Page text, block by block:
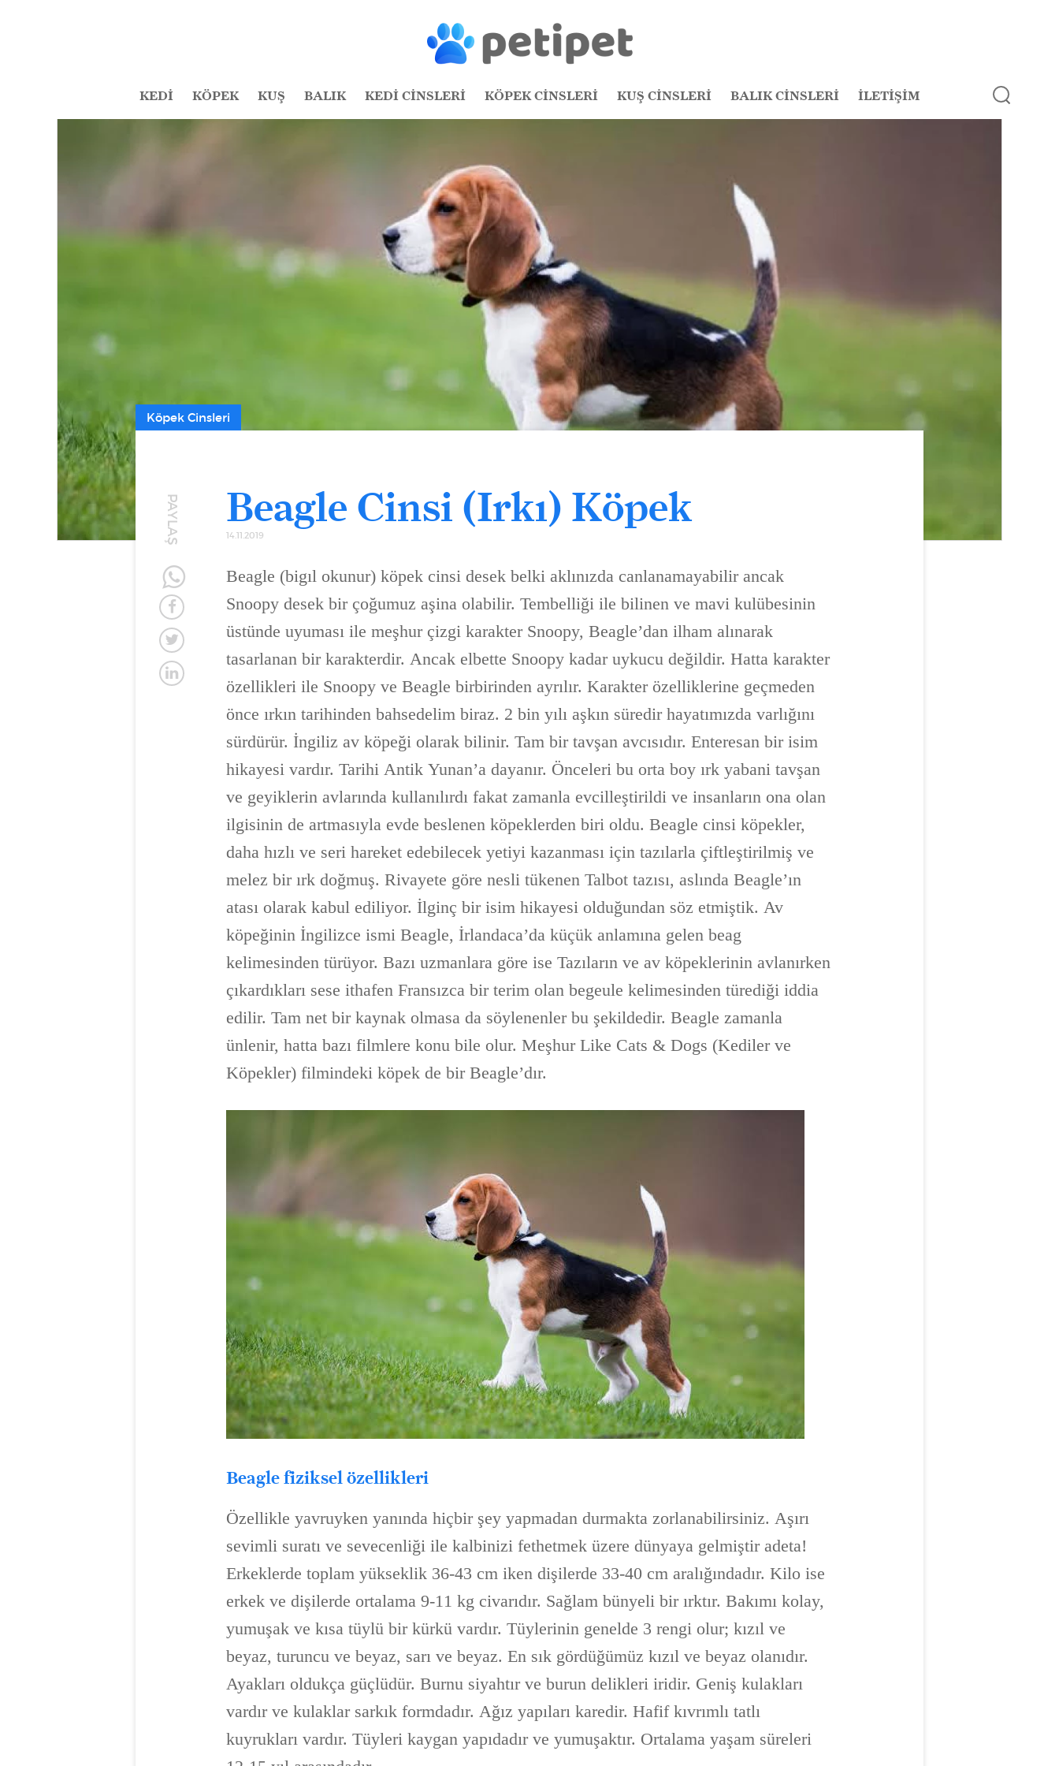
KEDİ KÖPEK KUŞ BALIK KEDİ CİNSLERİ KÖPEK CİNSLERİ KUŞ CİNSLERİ BALIK CİNSLERİ İLETİŞİM
PAYLAŞ
Köpek Cinsleri
Beagle Cinsi (Irkı) Köpek
14.11.2019
Beagle (bigıl okunur) köpek cinsi desek belki aklınızda canlanamayabilir ancak
Snoopy desek bir çoğumuz aşina olabilir. Tembelliği ile bilinen ve mavi kulübesinin
üstünde uyuması ile meşhur çizgi karakter Snoopy, Beagle’dan ilham alınarak
tasarlanan bir karakterdir. Ancak elbette Snoopy kadar uykucu değildir. Hatta karakter
özellikleri ile Snoopy ve Beagle birbirinden ayrılır. Karakter özelliklerine geçmeden
önce ırkın tarihinden bahsedelim biraz. 2 bin yılı aşkın süredir hayatımızda varlığını
sürdürür. İngiliz av köpeği olarak bilinir. Tam bir tavşan avcısıdır. Enteresan bir isim
hikayesi vardır. Tarihi Antik Yunan’a dayanır. Önceleri bu orta boy ırk yabani tavşan
ve geyiklerin avlarında kullanılırdı fakat zamanla evcilleştirildi ve insanların ona olan
ilgisinin de artmasıyla evde beslenen köpeklerden biri oldu. Beagle cinsi köpekler,
daha hızlı ve seri hareket edebilecek yetiyi kazanması için tazılarla çiftleştirilmiş ve
melez bir ırk doğmuş. Rivayete göre nesli tükenen Talbot tazısı, aslında Beagle’ın
atası olarak kabul ediliyor. İlginç bir isim hikayesi olduğundan söz etmiştik. Av
köpeğinin İngilizce ismi Beagle, İrlandaca’da küçük anlamına gelen beag
kelimesinden türüyor. Bazı uzmanlara göre ise Tazıların ve av köpeklerinin avlanırken
çıkardıkları sese ithafen Fransızca bir terim olan begeule kelimesinden türediği iddia
edilir. Tam net bir kaynak olmasa da söylenenler bu şekildedir. Beagle zamanla
ünlenir, hatta bazı filmlere konu bile olur. Meşhur Like Cats & Dogs (Kediler ve
Köpekler) filmindeki köpek de bir Beagle’dır.
Beagle fiziksel özellikleri
Özellikle yavruyken yanında hiçbir şey yapmadan durmakta zorlanabilirsiniz. Aşırı
sevimli suratı ve sevecenliği ile kalbinizi fethetmek üzere dünyaya gelmiştir adeta!
Erkeklerde toplam yükseklik 36-43 cm iken dişilerde 33-40 cm aralığındadır. Kilo ise
erkek ve dişilerde ortalama 9-11 kg civarıdır. Sağlam bünyeli bir ırktır. Bakımı kolay,
yumuşak ve kısa tüylü bir kürkü vardır. Tüylerinin genelde 3 rengi olur; kızıl ve
beyaz, turuncu ve beyaz, sarı ve beyaz. En sık gördüğümüz kızıl ve beyaz olanıdır.
Ayakları oldukça güçlüdür. Burnu siyahtır ve burun delikleri iridir. Geniş kulakları
vardır ve kulaklar sarkık formdadır. Ağız yapıları karedir. Hafif kıvrımlı tatlı
kuyrukları vardır. Tüyleri kaygan yapıdadır ve yumuşaktır. Ortalama yaşam süreleri